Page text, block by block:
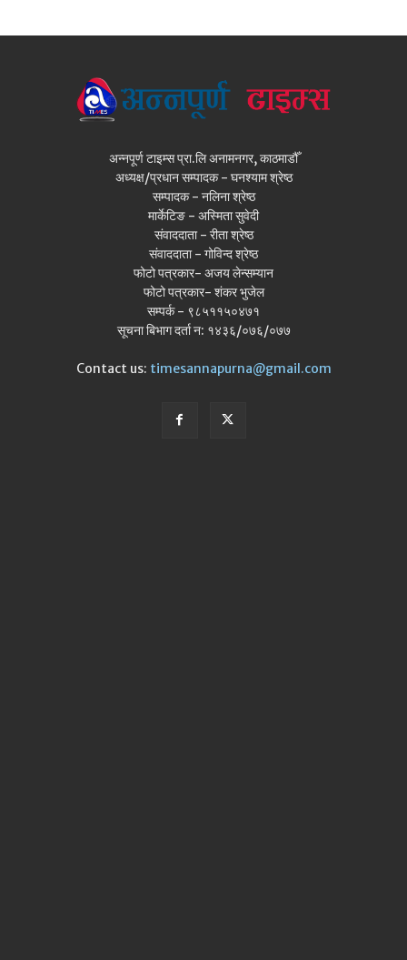
अन्नपूर्ण टाइम्स प्रा.लि अनामनगर, काठमाडौँ
अध्यक्ष/प्रधान सम्पादक - घनश्याम श्रेष्ठ
सम्पादक - नलिना श्रेष्ठ
मार्केटिङ - अस्मिता सुवेदी
संवाददाता - रीता श्रेष्ठ
संवाददाता - गोविन्द श्रेष्ठ
फोटो पत्रकार- अजय लेन्सम्यान
फोटो पत्रकार- शंकर भुजेल
सम्पर्क - ९८५११५०४७१
सूचना बिभाग दर्ता न: १४३६/०७६/०७७
Contact us: timesannapurna@gmail.com